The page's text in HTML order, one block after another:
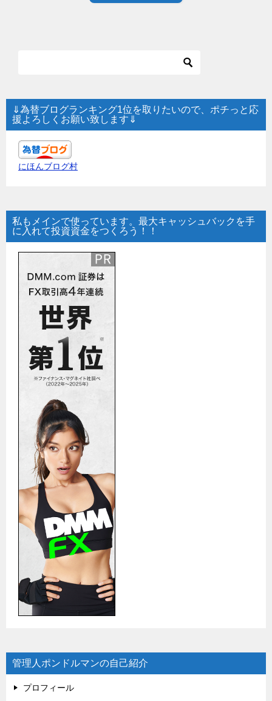
⇓為替ブログランキング1位を取りたいので、ポチっと応
援よろしくお願い致します⇓
にほんブログ村
私もメインで使っています。最大キャッシュバックを手
に入れて投資資金をつくろう！！
管理人ポンドルマンの自己紹介
プロフィール